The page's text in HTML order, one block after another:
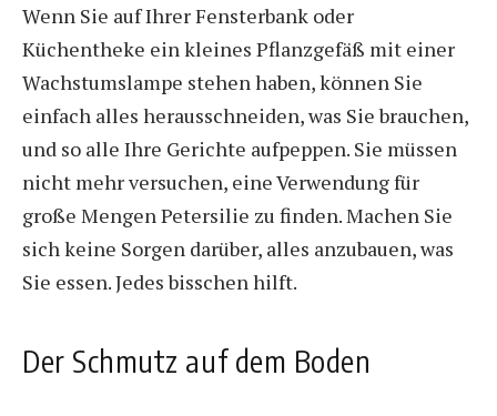
Wenn Sie auf Ihrer Fensterbank oder
Küchentheke ein kleines Pflanzgefäß mit einer
Wachstumslampe stehen haben, können Sie
einfach alles herausschneiden, was Sie brauchen,
und so alle Ihre Gerichte aufpeppen. Sie müssen
nicht mehr versuchen, eine Verwendung für
große Mengen Petersilie zu finden. Machen Sie
sich keine Sorgen darüber, alles anzubauen, was
Sie essen. Jedes bisschen hilft.
Der Schmutz auf dem Boden